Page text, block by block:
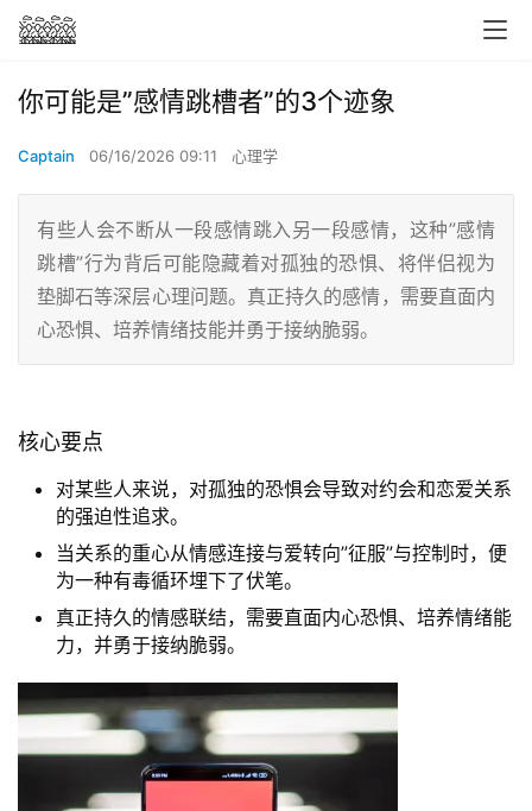
你可能是”感情跳槽者”的3个迹象
Captain 06/16/2026 09:11 心理学
有些人会不断从一段感情跳入另一段感情，这种”感情
跳槽”行为背后可能隐藏着对孤独的恐惧、将伴侣视为
垫脚石等深层心理问题。真正持久的感情，需要直面内
心恐惧、培养情绪技能并勇于接纳脆弱。
核心要点
对某些人来说，对孤独的恐惧会导致对约会和恋爱关系
的强迫性追求。
当关系的重心从情感连接与爱转向”征服”与控制时，便
为一种有毒循环埋下了伏笔。
真正持久的情感联结，需要直面内心恐惧、培养情绪能
力，并勇于接纳脆弱。